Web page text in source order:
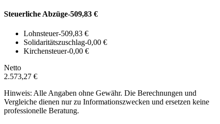
Steuerliche Abzüge-509,83 €
Lohnsteuer-509,83 €
Solidaritätszuschlag-0,00 €
Kirchensteuer-0,00 €
Netto
2.573,27 €
Hinweis: Alle Angaben ohne Gewähr. Die Berechnungen und
Vergleiche dienen nur zu Informationszwecken und ersetzen keine
professionelle Beratung.